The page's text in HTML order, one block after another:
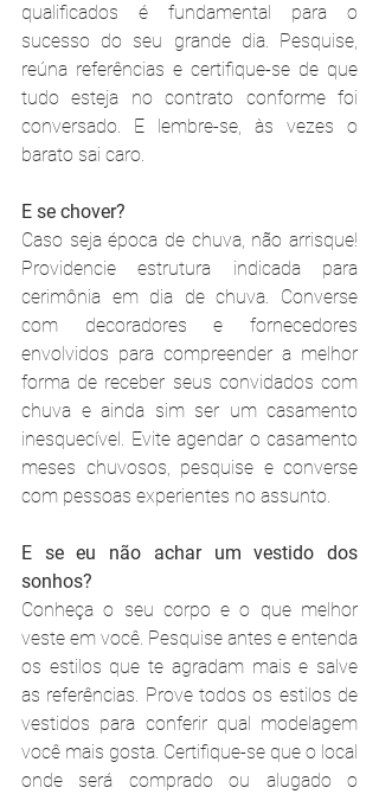
qualificados é fundamental para o
sucesso do seu grande dia. Pesquise,
reúna referências e certifique-se de que
tudo esteja no contrato conforme foi
conversado. E lembre-se, às vezes o
barato sai caro.
E se chover?
Caso seja época de chuva, não arrisque!
Providencie estrutura indicada para
cerimônia em dia de chuva. Converse
com decoradores e fornecedores
envolvidos para compreender a melhor
forma de receber seus convidados com
chuva e ainda sim ser um casamento
inesquecível. Evite agendar o casamento
meses chuvosos, pesquise e converse
com pessoas experientes no assunto.
E se eu não achar um vestido dos
sonhos?
Conheça o seu corpo e o que melhor
veste em você. Pesquise antes e entenda
os estilos que te agradam mais e salve
as referências. Prove todos os estilos de
vestidos para conferir qual modelagem
você mais gosta. Certifique-se que o local
onde será comprado ou alugado o